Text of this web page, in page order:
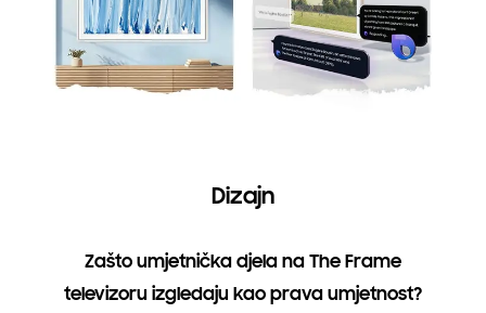
Dizajn
Zašto umjetnička djela na The Frame
televizoru izgledaju kao prava umjetnost?